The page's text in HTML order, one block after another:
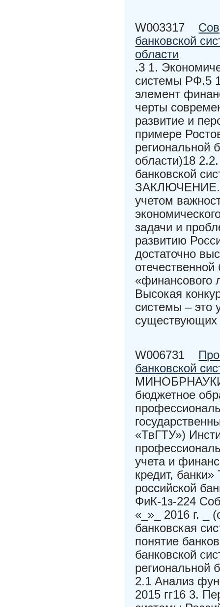
W003317
банковской
области
.3 1.
системы РФ.5
элемент
черты
развитие и
примере
региональной
области)18
банковской
учетом
задачи и
развитию
достаточно
«финансового
Высокая
системы – это
W006731
банковской
МИНОБРНАУКИ
бюджетное
«ТвГТУ»)
учета и
кредит,
российской
ФиК-1з-224
«_»_ 2016 г. _
банковская
понятие
банковской
региональной
2.1 Анализ
2015 гг16 3.